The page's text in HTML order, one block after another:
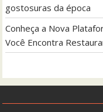
gostosuras da época
Conheça a Nova
Você Encontra